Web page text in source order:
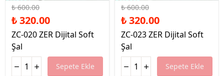
₺ 600.00
₺ 320.00
ZC-020 ZER Dijital Soft
Şal
Sepete Ekle
₺ 600.00
₺ 320.00
ZC-023 ZER Dijital Soft
Şal
Sepete Ekle